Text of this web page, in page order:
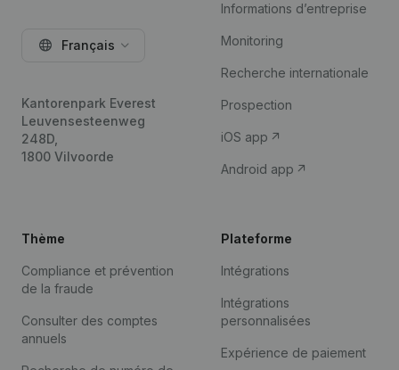
Français
Kantorenpark Everest
Leuvensesteenweg
248D,
1800 Vilvoorde
Informations d’entreprise
Monitoring
Recherche internationale
Prospection
iOS app
Android app
Thème
Compliance et prévention
de la fraude
Consulter des comptes
annuels
Plateforme
Intégrations
Intégrations
personnalisées
Expérience de paiement